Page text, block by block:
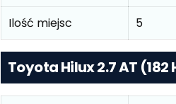
Ilość miejsc
5
Toyota Hilux 2.7 AT